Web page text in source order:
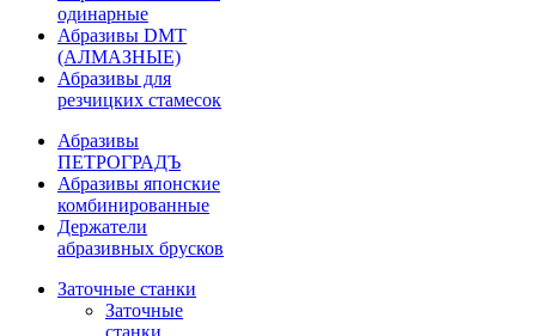
одинарные
Абразивы DMT
(АЛМАЗНЫЕ)
Абразивы для
резчицких стамесок
Абразивы
ПЕТРОГРАДЪ
Абразивы японские
комбинированные
Держатели
абразивных брусков
Заточные станки
Заточные
станки